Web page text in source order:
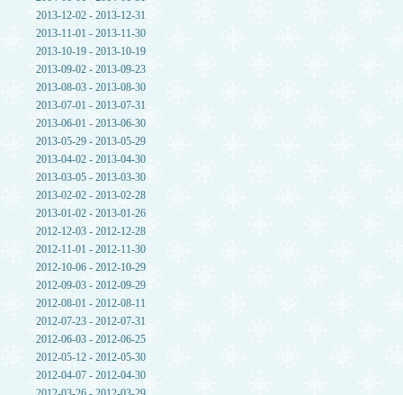
2013-12-02 - 2013-12-31
2013-11-01 - 2013-11-30
2013-10-19 - 2013-10-19
2013-09-02 - 2013-09-23
2013-08-03 - 2013-08-30
2013-07-01 - 2013-07-31
2013-06-01 - 2013-06-30
2013-05-29 - 2013-05-29
2013-04-02 - 2013-04-30
2013-03-05 - 2013-03-30
2013-02-02 - 2013-02-28
2013-01-02 - 2013-01-26
2012-12-03 - 2012-12-28
2012-11-01 - 2012-11-30
2012-10-06 - 2012-10-29
2012-09-03 - 2012-09-29
2012-08-01 - 2012-08-11
2012-07-23 - 2012-07-31
2012-06-03 - 2012-06-25
2012-05-12 - 2012-05-30
2012-04-07 - 2012-04-30